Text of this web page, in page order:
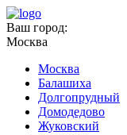
Ваш город:
Москва
Москва
Балашиха
Долгопрудный
Домодедово
Жуковский